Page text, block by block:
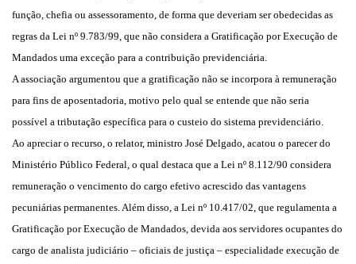
função, chefia ou assessoramento, de forma que deveriam ser obedecidas as
regras da Lei nº 9.783/99, que não considera a Gratificação por Execução de
Mandados uma exceção para a contribuição previdenciária.
A associação argumentou que a gratificação não se incorpora à remuneração
para fins de aposentadoria, motivo pelo qual se entende que não seria
possível a tributação específica para o custeio do sistema previdenciário.
Ao apreciar o recurso, o relator, ministro José Delgado, acatou o parecer do
Ministério Público Federal, o qual destaca que a Lei nº 8.112/90 considera
remuneração o vencimento do cargo efetivo acrescido das vantagens
pecuniárias permanentes. Além disso, a Lei nº 10.417/02, que regulamenta a
Gratificação por Execução de Mandados, devida aos servidores ocupantes do
cargo de analista judiciário – oficiais de justiça – especialidade execução de